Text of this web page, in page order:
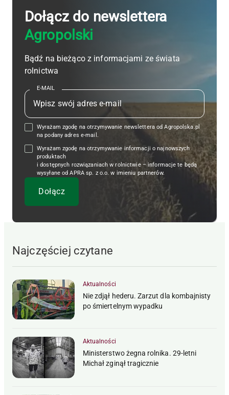
Dołącz do newslettera
Agropolski
Bądź na bieżąco z informacjami ze świata
rolnictwa
E-MAIL
Wyrażam zgodę na otrzymywanie newslettera od Agropolska.pl
na podany adres e-mail.
Wyrażam zgodę na otrzymywanie informacji o najnowszych
produktach
i dostępnych rozwiązaniach w rolnictwie – informacje te będą
wysyłane od APRA sp. z o.o. w imieniu partnerów.
Najczęściej czytane
Aktualności
Nie zdjął hederu. Zarzut dla kombajnisty
po śmiertelnym wypadku
Aktualności
Ministerstwo żegna rolnika. 29-letni
Michał zginął tragicznie